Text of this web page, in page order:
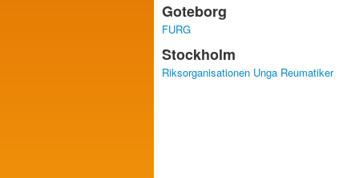
Goteborg
FURG
Stockholm
Riksorganisationen Unga Reumatiker